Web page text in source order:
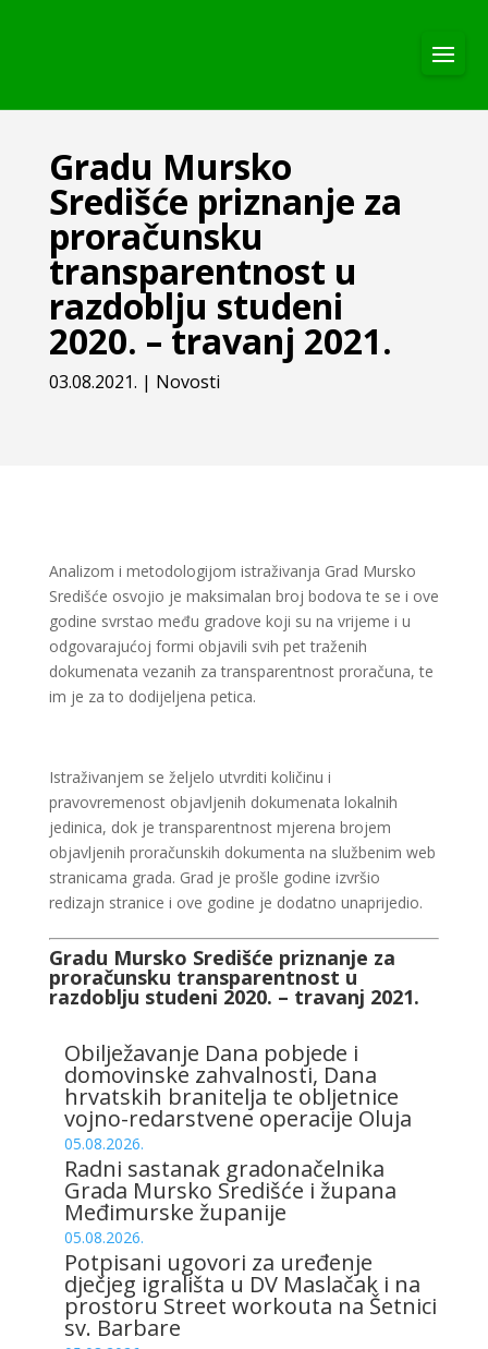
Gradu Mursko
Središće priznanje za
proračunsku
transparentnost u
razdoblju studeni
2020. – travanj 2021.
03.08.2021. | Novosti
Analizom i metodologijom istraživanja Grad Mursko
Središće osvojio je maksimalan broj bodova te se i ove
godine svrstao među gradove koji su na vrijeme i u
odgovarajućoj formi objavili svih pet traženih
dokumenata vezanih za transparentnost proračuna, te
im je za to dodijeljena petica.
Istraživanjem se željelo utvrditi količinu i
pravovremenost objavljenih dokumenata lokalnih
jedinica, dok je transparentnost mjerena brojem
objavljenih proračunskih dokumenta na službenim web
stranicama grada. Grad je prošle godine izvršio
redizajn stranice i ove godine je dodatno unaprijedio.
Gradu Mursko Središće priznanje za
proračunsku transparentnost u
razdoblju studeni 2020. – travanj 2021.
Obilježavanje Dana pobjede i
domovinske zahvalnosti, Dana
hrvatskih branitelja te obljetnice
vojno-redarstvene operacije Oluja
05.08.2026.
Radni sastanak gradonačelnika
Grada Mursko Središće i župana
Međimurske županije
05.08.2026.
Potpisani ugovori za uređenje
dječjeg igrališta u DV Maslačak i na
prostoru Street workouta na Šetnici
sv. Barbare